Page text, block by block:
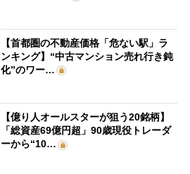
【首都圏の不動産価格「危ない駅」ラ
ンキング】“中古マンション売れ行き鈍
化”のワー…
【億り人オールスターが狙う20銘柄】
「総資産69億円超」90歳現役トレーダ
ーから“10…